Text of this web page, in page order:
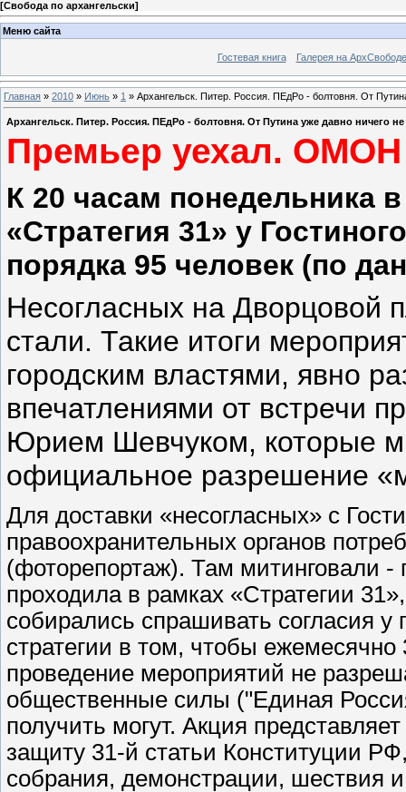
[Свобода по архангельски]
Меню сайта
Гостевая книга Галерея на АрхСвободе
Главная » 2010 » Июнь » 1 » Архангельск. Питер. Россия. ПЕдРо - болтовня. От
Архангельск. Питер. Россия. ПЕдРо - болтовня. От Путина уже давно ничего не
Премьер уехал.
К 20 часам понедельника
«Стратегия 31» у
порядка 95 человек (по
Несогласных на Дворцовой
стали. Такие итоги
городским властями, явно
впечатлениями от встречи
Юрием Шевчуком, которые
официальное разрешение
Для доставки «несогласных» с
правоохранительных органов
(фоторепортаж). Там митинговали -
проходила в рамках «Стратегии
собирались спрашивать согласия у
стратегии в том, чтобы ежемесячно
проведение мероприятий не
общественные силы ("Единая
получить могут. Акция
защиту 31-й статьи Конституции
собрания, демонстрации, шествия